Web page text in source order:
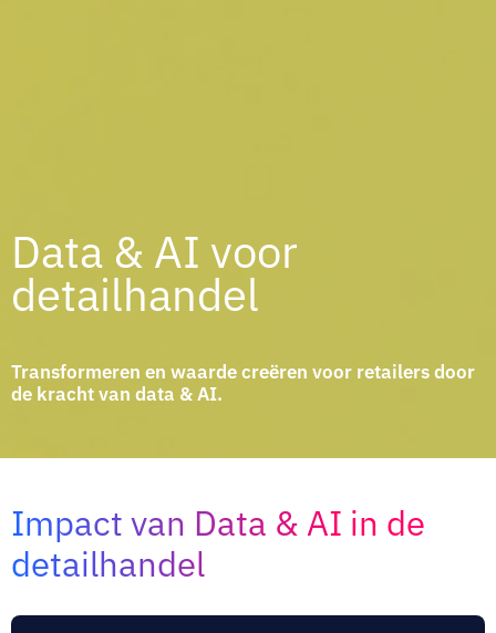
Data & AI voor
detailhandel
Transformeren en waarde creëren voor retailers door
de kracht van data & AI.
Impact van Data & AI in de
detailhandel